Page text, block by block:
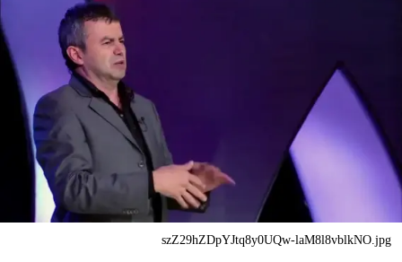
szZ29hZDpYJtq8y0UQw-laM8l8vblkNO.jpg